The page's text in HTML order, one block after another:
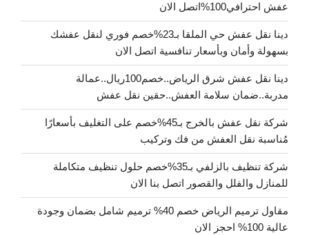
عفش احترافي100%اتصل الان
دينا نقل عفش حي الملقا بـ23%خصم فوري لنقل عفشك
بسهولة وأمان وبأسعار تنافسية اتصل الان
دينا نقل عفش شرق الرياض..خصم100ريال..عمالة
مدربة..ضمان سلامة العفش..حقين نقل عفش
شركة نقل عفش بالخرج بـ45%خصم على التغليف بأسعارًا
مُناسبة نقل العفش من فك وتركيب
شركة تنظيف بالزلفي بـ35%خصم حلول تنظيف متكاملة
للمنازل والفلل والقصور اتصل بنا الان
مقاول ترميم الرياض خصم 40% ترميم شامل بضمان وجودة
عالية 100% احجز الان